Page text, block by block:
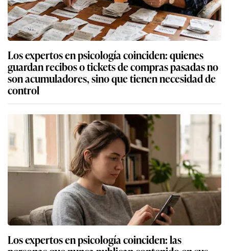
Los expertos en psicología coinciden: quienes
guardan recibos o tickets de compras pasadas no
son acumuladores, sino que tienen necesidad de
control
Los expertos en psicología coinciden: las